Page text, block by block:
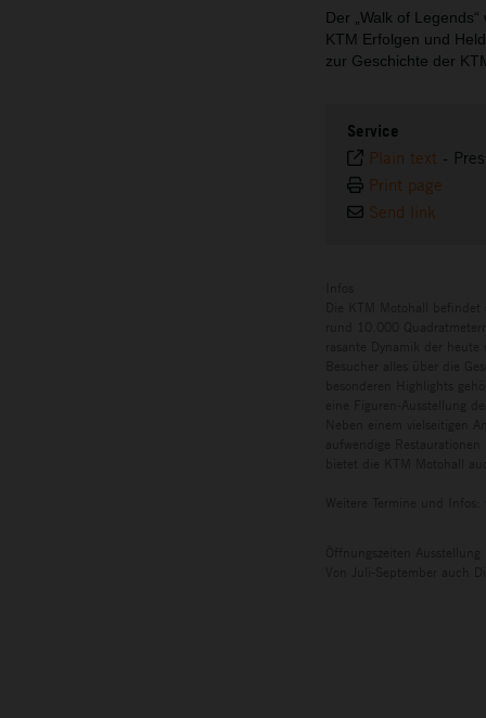
Der „Walk of
KTM Erfolgen und
zur Geschichte der
Service
Plain text -
Print page
Send link